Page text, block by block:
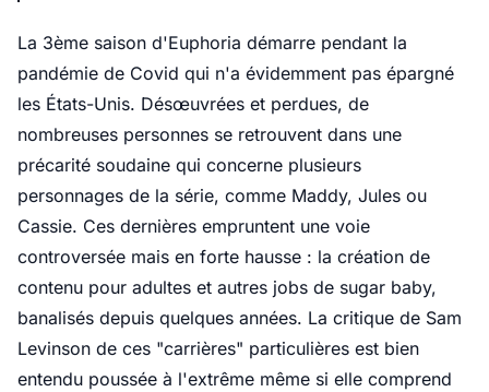
La 3ème saison d'Euphoria démarre pendant la
pandémie de Covid qui n'a évidemment pas épargné
les États-Unis. Désœuvrées et perdues, de
nombreuses personnes se retrouvent dans une
précarité soudaine qui concerne plusieurs
personnages de la série, comme Maddy, Jules ou
Cassie. Ces dernières empruntent une voie
controversée mais en forte hausse : la création de
contenu pour adultes et autres jobs de sugar baby,
banalisés depuis quelques années. La critique de Sam
Levinson de ces "carrières" particulières est bien
entendu poussée à l'extrême même si elle comprend